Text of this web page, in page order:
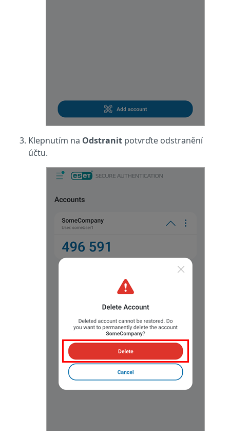
Klepnutím na Odstranit potvrďte odstranění
účtu.